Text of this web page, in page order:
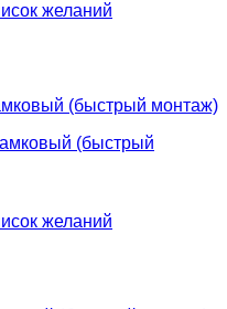
желаний
(быстрый монтаж)
желаний